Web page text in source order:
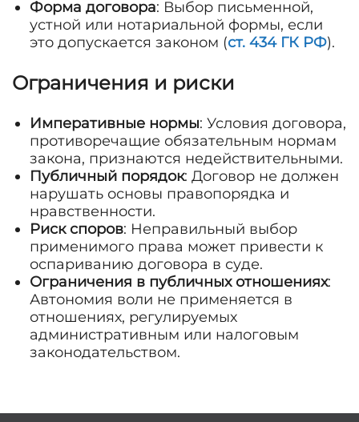
Форма договора: Выбор письменной,
устной или нотариальной формы, если
это допускается законом (ст. 434 ГК РФ).
Ограничения и риски
Императивные нормы: Условия договора,
противоречащие обязательным нормам
закона, признаются недействительными.
Публичный порядок: Договор не должен
нарушать основы правопорядка и
нравственности.
Риск споров: Неправильный выбор
применимого права может привести к
оспариванию договора в суде.
Ограничения в публичных отношениях:
Автономия воли не применяется в
отношениях, регулируемых
административным или налоговым
законодательством.